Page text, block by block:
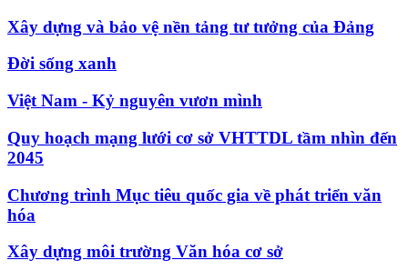
Xây dựng và bảo vệ nền tảng tư tưởng của Đảng
Đời sống xanh
Việt Nam - Kỷ nguyên vươn mình
Quy hoạch mạng lưới cơ sở VHTTDL tầm nhìn đến
2045
Chương trình Mục tiêu quốc gia về phát triển văn
hóa
Xây dựng môi trường Văn hóa cơ sở